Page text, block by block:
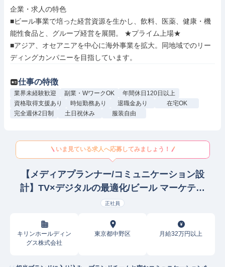
企業・求人の特色
■ビール事業で培った経営資源を生かし、飲料、医薬、健康・機
能性食品と、グループ経営を展開。 ★プライム上場★
■アジア、オセアニアを中心に海外事業を拡大。同地域でのリー
ディングカンパニーを目指しています。
仕事の特徴
業界未経験歓迎 副業・WワークOK
年間休日120日以上
資格取得支援あり
時短勤務あり 退職金あり
在宅OK
完全週休2日制
土日祝休み 服装自由
いま見ている求人へ応募してみましょう！
【メディアプランナー/コミュニケーション設
計】TV×デジタルの最適化/ビール マーケティ
ング戦略企画
正社員
キリンホールディン
グス株式会社
東京都中野区 月給32万円以上